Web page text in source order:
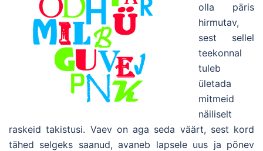
olla päris
hirmutav,
sest sellel
teekonnal
tuleb
ületada
mitmeid
näiliselt
raskeid takistusi. Vaev on aga seda väärt, sest kord
tähed selgeks saanud, avaneb lapsele uus ja põnev